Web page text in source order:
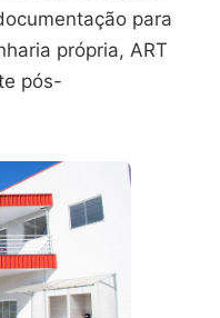
para
própria, ART
pós-